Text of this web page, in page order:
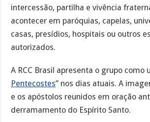
intercessão, partilha e vivência
acontecer em paróquias, capelas,
casas, presídios, hospitais ou outros
autorizados.
A RCC Brasil apresenta o grupo como
Pentecostes” nos dias atuais. A
e os apóstolos reunidos em oração
derramamento do Espírito Santo.